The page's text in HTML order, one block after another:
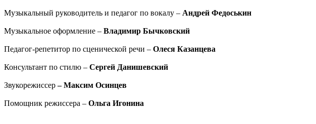
Музыкальный руководитель и педагог по вокалу – Андрей Федоськин
Музыкальное оформление – Владимир Бычковский
Педагог-репетитор по сценической речи – Олеся Казанцева
Консультант по стилю – Сергей Данишевский
Звукорежиссер– Максим Осинцев
Помощник режиссера – Ольга Игонина